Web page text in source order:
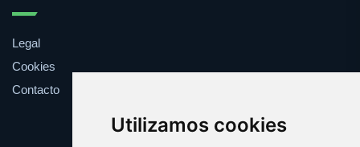
Utilizamos cookies
Legal
Cookies
Contacto